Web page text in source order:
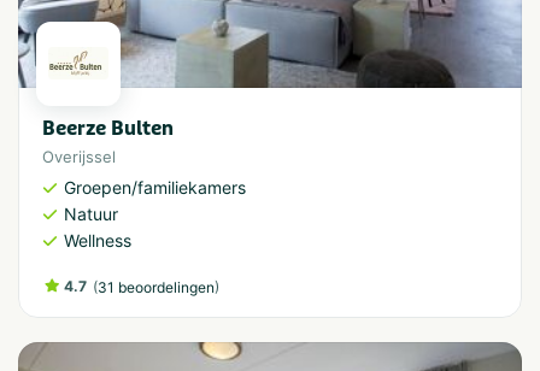
Beerze Bulten
Overijssel
Groepen/familiekamers
Natuur
Wellness
4.7 (31 beoordelingen)